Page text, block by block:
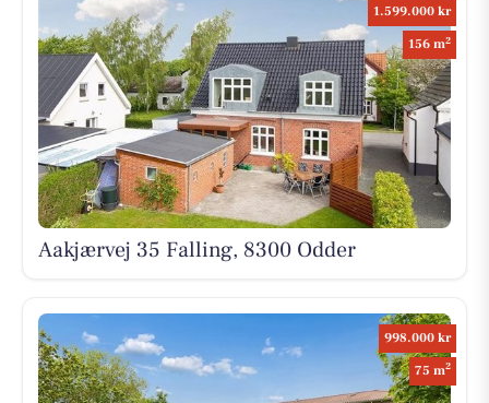
1.599.000 kr
156 m2
Aakjærvej 35 Falling, 8300 Odder
998.000 kr
75 m2